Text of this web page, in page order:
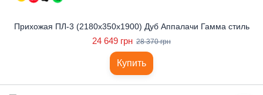
Прихожая ПЛ-3 (2180x350x1900) Дуб Аппалачи Гамма стиль
24 649 грн 28 370 грн
Купить